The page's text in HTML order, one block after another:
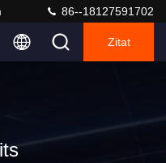
86--18127591702
Zitat